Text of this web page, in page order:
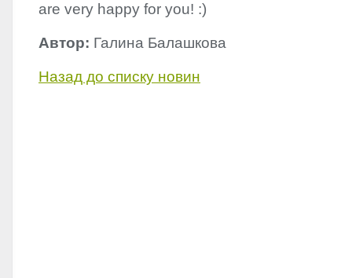
are very happy for you! :)
Автор: Галина Балашкова
Назад до списку новин